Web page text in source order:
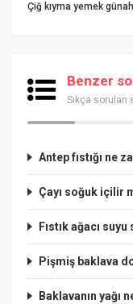
Çiğ kıyma yemek günah
Benzer
Sıkça sorulan
Antep fıstığı ne
Çayı soğuk içilir
Fıstık ağacı
Pişmiş baklava
Baklavanın yağı